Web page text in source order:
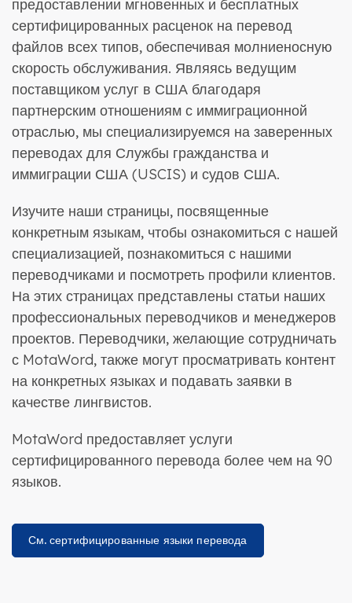
предоставлении мгновенных и бесплатных
сертифицированных расценок на перевод
файлов всех типов, обеспечивая молниеносную
скорость обслуживания. Являясь ведущим
поставщиком услуг в США благодаря
партнерским отношениям с иммиграционной
отраслью, мы специализируемся на заверенных
переводах для Службы гражданства и
иммиграции США (USCIS) и судов США.
Изучите наши страницы, посвященные
конкретным языкам, чтобы ознакомиться с нашей
специализацией, познакомиться с нашими
переводчиками и посмотреть профили клиентов.
На этих страницах представлены статьи наших
профессиональных переводчиков и менеджеров
проектов. Переводчики, желающие сотрудничать
с MotaWord, также могут просматривать контент
на конкретных языках и подавать заявки в
качестве лингвистов.
MotaWord предоставляет услуги
сертифицированного перевода более чем на 90
языков.
См. сертифицированные языки перевода